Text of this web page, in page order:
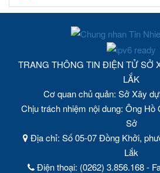
TRANG THÔNG TIN ĐIỆN TỬ SỞ
LẮK
Cơ quan chủ quản: Sở Xây
Chịu trách nhiệm nội dung: Ông
Sở
Địa chỉ: Số 05-07 Đồng Khởi,
Lắk
Điện thoại: (0262) 3.856.168 -